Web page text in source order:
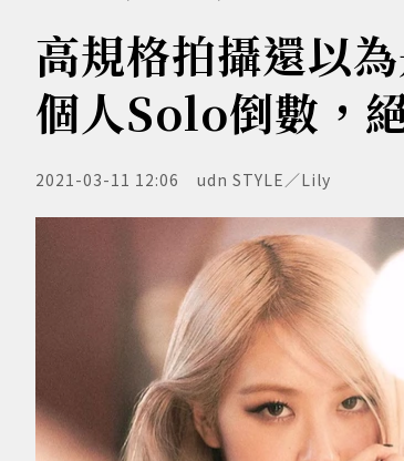
高規格拍攝還以
個人Solo倒數，
2021-03-11 12:06 udn STYLE／Lily